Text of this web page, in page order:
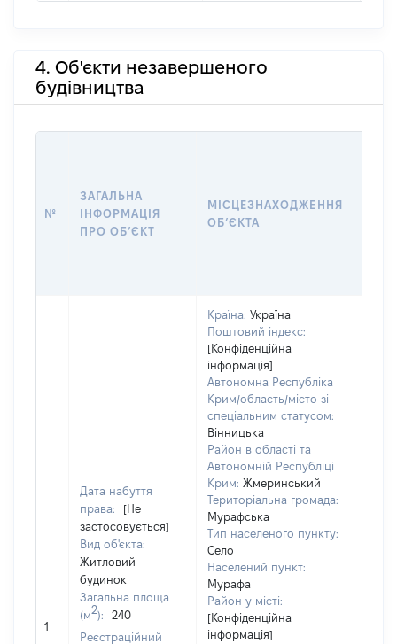
4. Об'єкти незавершеного
будівництва
№
ЗАГАЛЬНА
ІНФОРМАЦІЯ
ПРО ОБʼЄКТ
МІСЦЕЗНАХОДЖЕННЯ
ОБʼЄКТА
1
Дата набуття
права:
[Не
застосовується]
Вид об'єкта:
Житловий
будинок
Загальна площа
(м2):
240
Реєстраційний
Країна: Україна
Поштовий індекс:
[Конфіденційна
інформація]
Автономна Республіка
Крим/область/місто зі
спеціальним статусом:
Вінницька
Район в області та
Автономній Республіці
Крим: Жмеринський
Територіальна громада:
Мурафська
Тип населеного пункту:
Село
Населений пункт:
Мурафа
Район у місті:
[Конфіденційна
інформація]